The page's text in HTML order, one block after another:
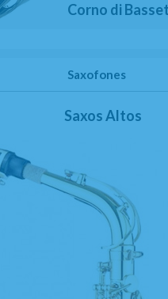
Corno di
Saxofones
Saxos Altos